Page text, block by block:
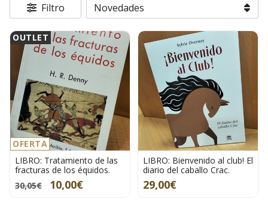
Filtro
OFERTA
OUTLET
LIBRO: Tratamiento de las
fracturas de los équidos.
30,05€
10,00€
LIBRO: Bienvenido al club! El
diario del caballo Crac.
29,00€